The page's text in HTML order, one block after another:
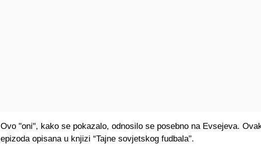
Ovo "oni", kako se pokazalo, odnosilo se posebno na Evsejeva.
epizoda opisana u knjizi “Tajne sovjetskog fudbala".